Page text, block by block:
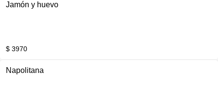
Jamón y huevo
$ 3970
Napolitana